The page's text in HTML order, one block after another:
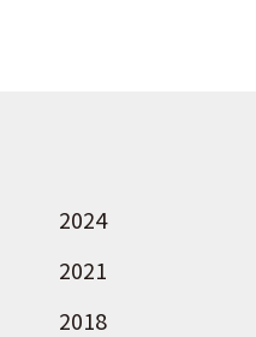
2024
2021
2018